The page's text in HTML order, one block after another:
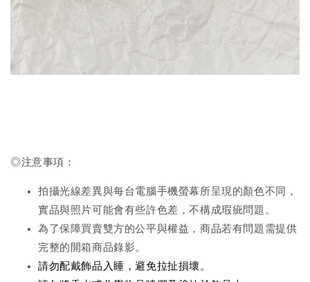
◎注意事項：
拍攝光線差異與每台電腦手機螢幕所呈現的顏色不同，
實品與照片可能會有些許色差，不構成瑕疵問題。
為了保障買賣雙方的公平與權益，商品若有問題需提供
完整的開箱商品錄影。
請勿配戴飾品入睡，避免拉扯損壞。